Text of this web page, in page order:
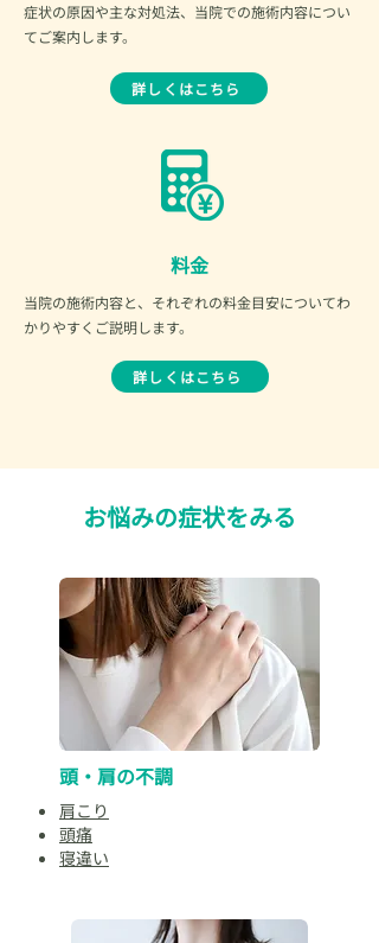
症状の原因や主な対処法、当院での施術内容につい
てご案内します。
詳しくはこちら
料金
当院の施術内容と、それぞれの料金目安についてわ
かりやすくご説明します。
詳しくはこちら
​お悩みの症状をみる
頭・肩の不調
肩こり
頭痛
​寝違い